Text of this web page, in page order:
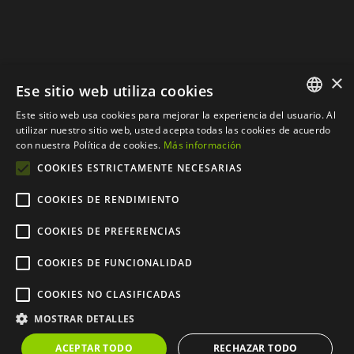
© Copyright 2012 - 2024 |
Web desarrollada por
los derechos reservados
SPANISH
×
Ese sitio web utiliza cookies
Este sitio web usa cookies para mejorar la experiencia del usuario. Al
utilizar nuestro sitio web, usted acepta todas las cookies de acuerdo
con nuestra Política de cookies. Más información
COOKIES ESTRICTAMENTE NECESARIAS
COOKIES DE RENDIMIENTO
COOKIES DE PREFERENCIAS
COOKIES DE FUNCIONALIDAD
COOKIES NO CLASIFICADAS
MOSTRAR DETALLES
ACEPTAR TODO RECHAZAR TODO